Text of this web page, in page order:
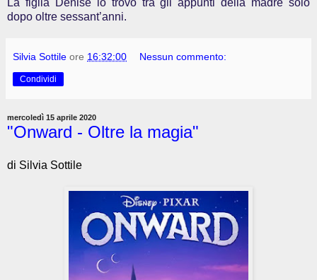
dopo oltre sessant’anni.
Silvia Sottile ore 16:32:00 Nessun commento:
Condividi
mercoledì 15 aprile 2020
"Onward - Oltre la magia"
di Silvia Sottile